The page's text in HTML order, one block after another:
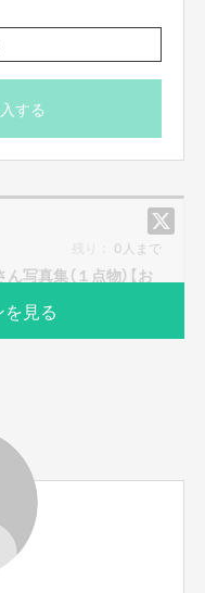
する
残り： 0人まで
写真集（１点物）【お
お届け予定日
2021年12月
。
１点物。
見る